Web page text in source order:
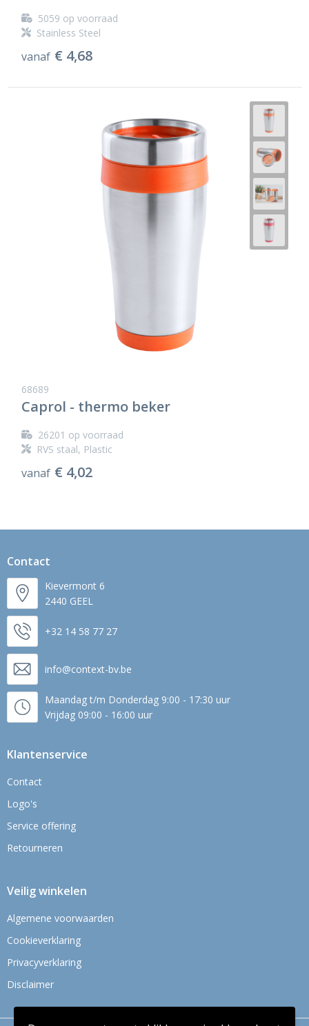
5059 op voorraad
Stainless Steel
vanaf € 4,68
68689
Caprol - thermo beker
26201 op voorraad
RVS staal, Plastic
vanaf € 4,02
Contact
Kievermont 6
2440 GEEL
+32 14 58 77 27
info@context-bv.be
Maandag t/m Donderdag 9:00 - 17:30 uur
Vrijdag 09:00 - 16:00 uur
Klantenservice
Contact
Logo's
Service offering
Retourneren
Veilig winkelen
Algemene voorwaarden
Cookieverklaring
Privacyverklaring
Disclaimer